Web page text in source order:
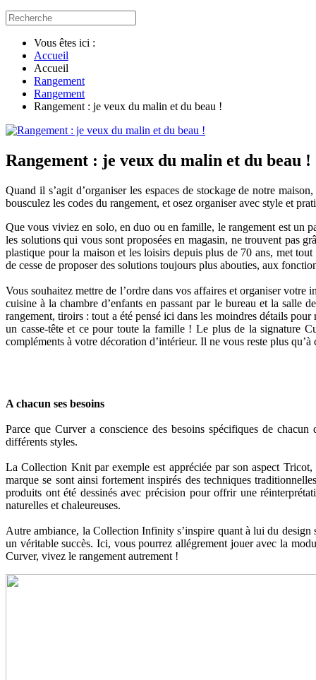
Vous êtes ici :
Accueil
Accueil
Rangement
Rangement
Rangement : je veux du malin et du beau !
Rangement : je veux du malin et du beau !
Quand il s’agit d’organiser les espaces de stockage de notre
bousculez les codes du rangement, et osez organiser avec style et
Que vous viviez en solo, en duo ou en famille, le rangement est un
les solutions qui vous sont proposées en magasin, ne trouvent pas
plastique pour la maison et les loisirs depuis plus de 70 ans, met
de cesse de proposer des solutions toujours plus abouties, aux
Vous souhaitez mettre de l’ordre dans vos affaires et organiser
cuisine à la chambre d’enfants en passant par le bureau et la salle
rangement, tiroirs : tout a été pensé ici dans les moindres détails
un casse-tête et ce pour toute la famille ! Le plus de la signature
compléments à votre décoration d’intérieur. Il ne vous reste plus
A chacun ses besoins
Parce que Curver a conscience des besoins spécifiques de chacun
différents styles.
La Collection Knit par exemple est appréciée par son aspect
marque se sont ainsi fortement inspirés des techniques
produits ont été dessinés avec précision pour offrir une
naturelles et chaleureuses.
Autre ambiance, la Collection Infinity s’inspire quant à lui du design
un véritable succès. Ici, vous pourrez allégrement jouer avec la
Curver, vivez le rangement autrement !